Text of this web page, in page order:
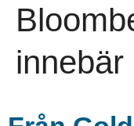
innebär